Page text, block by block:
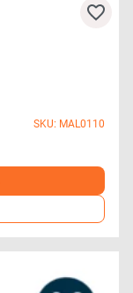
SKU: MAL0110